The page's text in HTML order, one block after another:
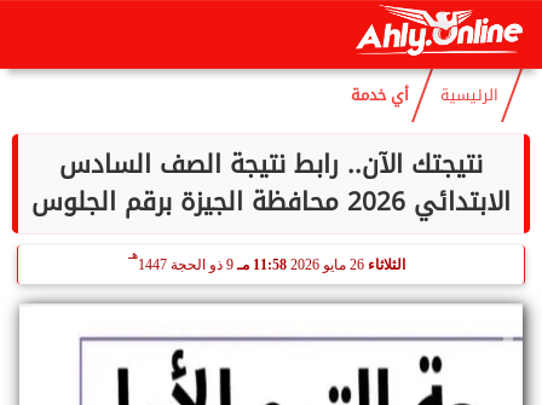
الجمعة
الرئيسية أي خدمة
نتيجتك الآن.. رابط نتيجة الصف السادس
الابتدائي 2026 محافظة الجيزة برقم الجلوس
الثلاثاء 26 مايو 2026 11:58 مـ 9 ذو الحجة 1447
هـ